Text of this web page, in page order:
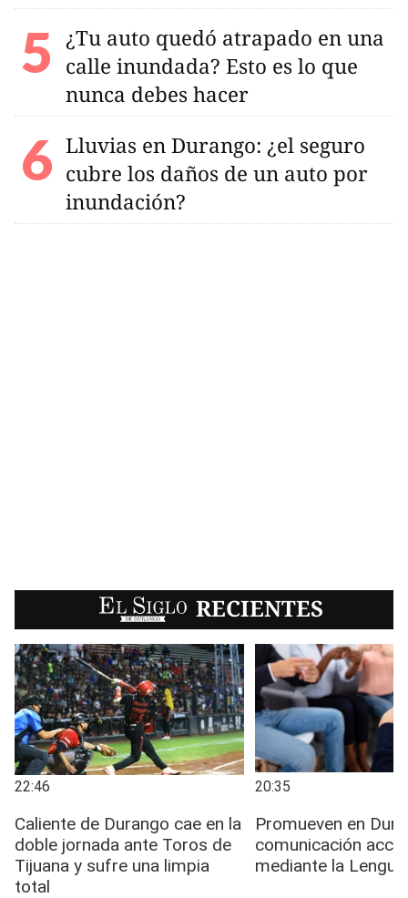
¿Tu auto quedó atrapado en una
calle inundada? Esto es lo que
nunca debes hacer
Lluvias en Durango: ¿el seguro
cubre los daños de un auto por
inundación?
EL SIGLO RECIENTES